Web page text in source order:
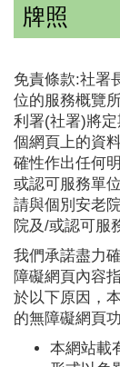
牌照
免責條款:社署
位的服務概覽
利署(社署)將
個網頁上的資
確性作出任何
或認可服務單
請與個別安老
院及/或認可服
我們承諾盡力
障礙網頁內容
於以下原因，
的無障礙網頁功
本網站載